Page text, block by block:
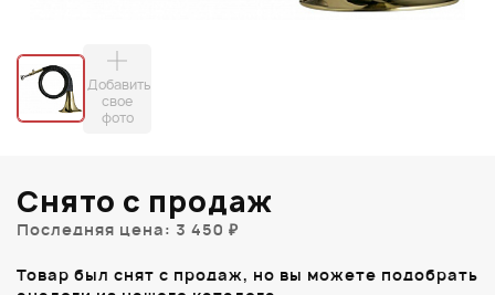
Добавить
свое
фото
Снято с продаж
Последняя цена: 3 450 ₽
Товар был снят с продаж, но вы можете подобрать